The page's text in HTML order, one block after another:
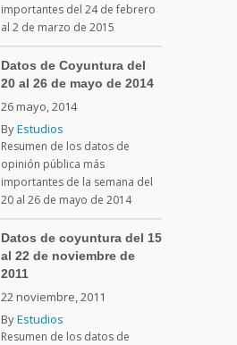
importantes del 24 de febrero
al 2 de marzo de 2015
Datos de Coyuntura del
20 al 26 de mayo de 2014
26 mayo, 2014
ByEstudios
Resumen de los datos de
opinión pública más
importantes de la semana del
20 al 26 de mayo de 2014
Datos de coyuntura del 15
al 22 de noviembre de
2011
22 noviembre, 2011
ByEstudios
Resumen de los datos de